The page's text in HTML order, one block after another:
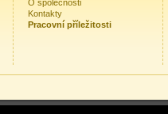
O společnosti
Kontakty
Pracovní příležitosti